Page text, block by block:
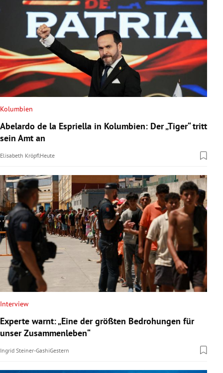
Kolumbien
Abelardo de la Espriella in Kolumbien: Der „Tiger“ tritt
sein Amt an
Elisabeth KröpflHeute
Interview
Experte warnt: „Eine der größten Bedrohungen für
unser Zusammenleben“
Ingrid Steiner-GashiGestern